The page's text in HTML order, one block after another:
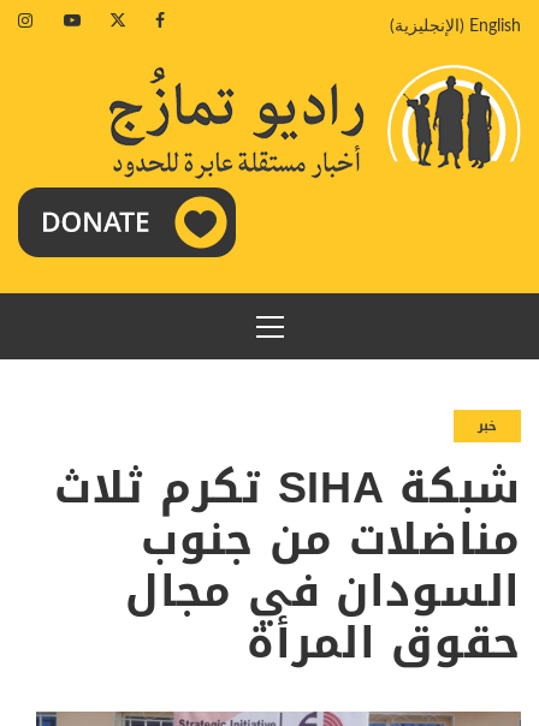
إلىEnglish
( الإنجليزية)
Facebook
Twitter
Youtube
القائمة
الرئيسية
خبر
شبكة SIHA تكرم ثلاث
مناضلات من جنوب
السودان في مجال
حقوق المرأة